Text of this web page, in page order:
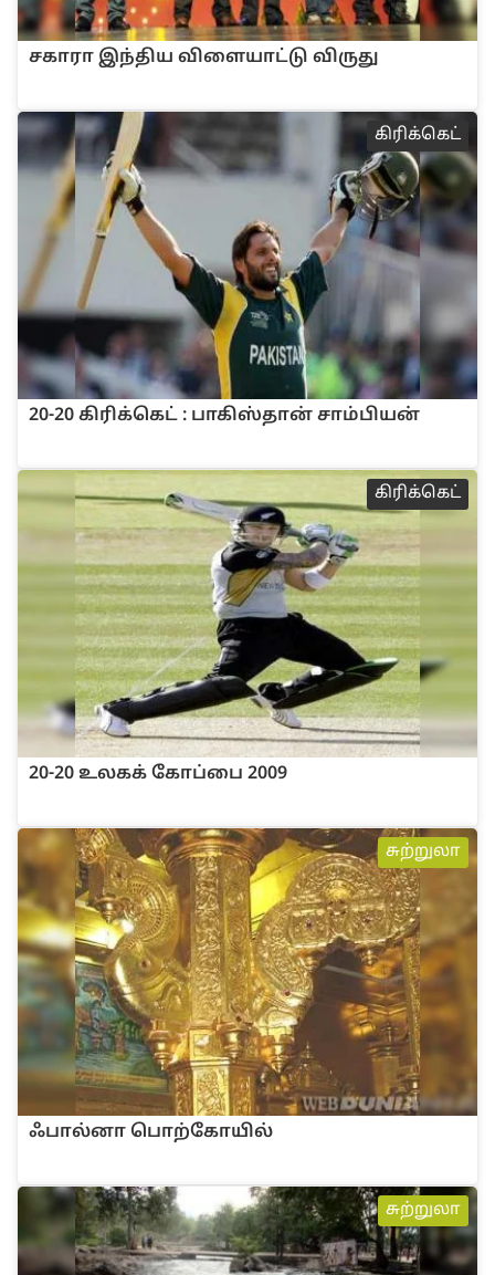
சகாரா இ‌ந்‌திய ‌விளையா‌ட்டு ‌விருது
‌‌கி‌ரி‌க்கெ‌ட்
20-20 ‌‌கி‌ரி‌க்கெ‌ட் : பா‌கி‌‌‌ஸ்தா‌ன் சா‌ம்‌பிய‌ன்
‌‌கி‌ரி‌க்கெ‌ட்
20-20 உலக‌க் கோ‌ப்பை 2009
சுற்றுலா
ஃபா‌ல்னா பொ‌ற்கோ‌யி‌ல்
சுற்றுலா